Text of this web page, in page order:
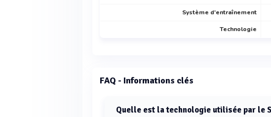
Système d'entraînement
Technologie
FAQ - Informations clés
Quelle est la technologie utilisée par le